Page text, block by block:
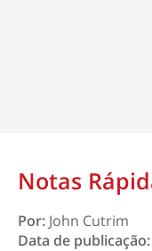
Notas
Por: John Cutrim
Data de publicação: